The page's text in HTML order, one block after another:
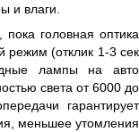
и влаги.
головная оптика
режим (отклик 1-3 сек
лампы на авто
света от 6000 до
гарантирует
меньшее утомления